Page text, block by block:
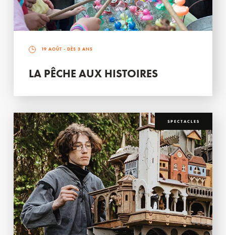
19 AOÛT - DÈS 3 ANS
LA PÊCHE AUX HISTOIRES
SPECTACLES